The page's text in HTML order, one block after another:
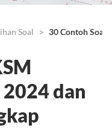
Soal 30 Contoh Soal
dan